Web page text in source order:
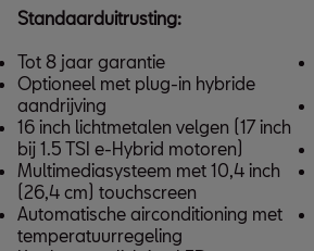
Standaarduitrusting:
Tot 8 jaar garantie
Optioneel met plug-in hybride
aandrijving
16 inch lichtmetalen velgen (17 inch
bij 1.5 TSI e-Hybrid motoren)
Multimediasysteem met 10,4 inch
(26,4 cm) touchscreen
Automatische airconditioning met
temperatuurregeling